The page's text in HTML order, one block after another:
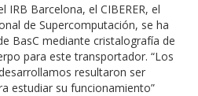
Barcelona, el CIBERER, el
de Supercomputación, se ha
BasC mediante cristalografía de
para este transportador. “Los
resultaron ser
estudiar su funcionamiento”